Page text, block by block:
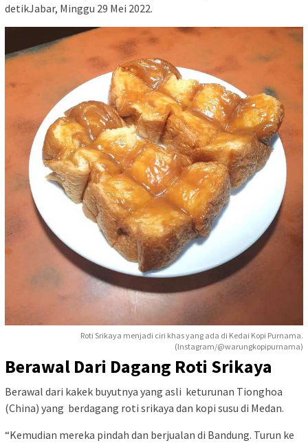
detikJabar, Minggu 29 Mei 2022.
Roti Srikaya menjadi ciri khas yang ada di Kedai Kopi Purnama.
(Instagram/@warungkopipurnama)
Berawal Dari Dagang Roti Srikaya
Berawal dari kakek buyutnya yang asli keturunan Tionghoa
(China) yang berdagang roti srikaya dan kopi susu di Medan.
“Kemudian mereka pindah dan berjualan di Bandung. Turun ke